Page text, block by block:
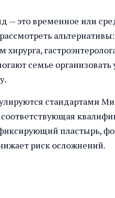
— это временное или
семье
стандартами
пластырь,
риск осложнений.